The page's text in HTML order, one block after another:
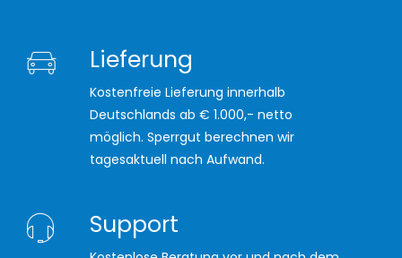
Lieferung
Kostenfreie Lieferung innerhalb
Deutschlands ab € 1.000,- netto
möglich. Sperrgut berechnen wir
tagesaktuell nach Aufwand.
Support